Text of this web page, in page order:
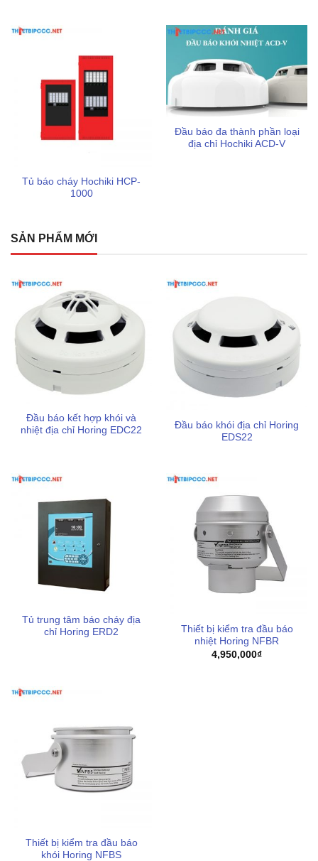
Thông tin liên hệ thiết bị PCCC LEVU
Cơ sở thiết bị PCCC LEVU
Địa chỉ: 286 QL1A, Tam Bình, Thủ Đức, TP. Hồ Chí
Điện thoại: 0898 123 114
Website:https://thietbipccc.net
Chuyên kinh doanh các sản phẩm
biển báo an toàn pccc
Giá cả phải chăng, báo giá theo từng số lượng cụ thể
có chiết khấu phù hợp với từng đối tượng khách hàng
Chính sách bảo hành minh bạch, chu đáo sau khi mua,
đảm bảo sự yên tâm lâu dài
Sản phẩm có tem kiểm định chất lượng an toàn bởi cơ
Dịch vụ giao hàng nhanh chóng, hỗ trợ chi phí vận
Tủ báo cháy Hochiki HCP-
1000
Đầu báo đa thành phần loại
địa chỉ Hochiki ACD-V
SẢN PHẨM MỚI
Đầu báo kết hợp khói và
nhiệt địa chỉ Horing EDC22
Đầu báo khói địa chỉ Horing
EDS22
Tủ trung tâm báo cháy địa
chỉ Horing ERD2
Thiết bị kiểm tra đầu báo
nhiệt Horing NFBR
4,950,000₫
Thiết bị kiểm tra đầu báo
khói Horing NFBS